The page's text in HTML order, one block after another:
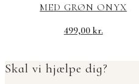
MED GRØN ONYX
499,00 kr.
Skal vi hjælpe dig?